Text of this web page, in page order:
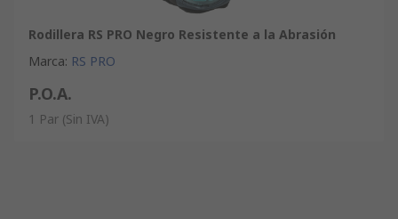
Rodillera RS PRO Negro Resistente a la Abrasión
Marca: RS PRO
P.O.A.
1 Par (Sin IVA)